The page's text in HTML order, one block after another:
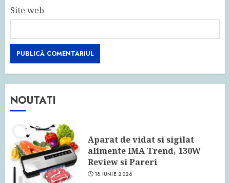
Site web
NOUTATI
Aparat de vidat si sigilat
alimente IMA Trend, 130W
Review si Pareri
18 IUNIE 2026